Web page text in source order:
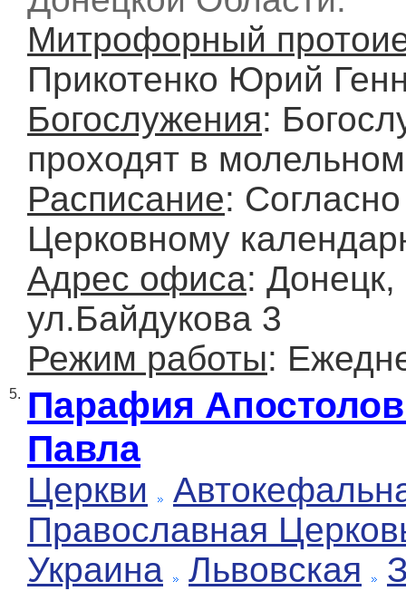
Митрофорный
Прикотенко Юрий
Богослужения:
проходят в
Расписание: Согласно
Церковному
Адрес офиса: Донецк,
ул.Байдукова 3
Режим работы:
5. Парафия
Павла
Церкви
Православная
Украина
Львовская